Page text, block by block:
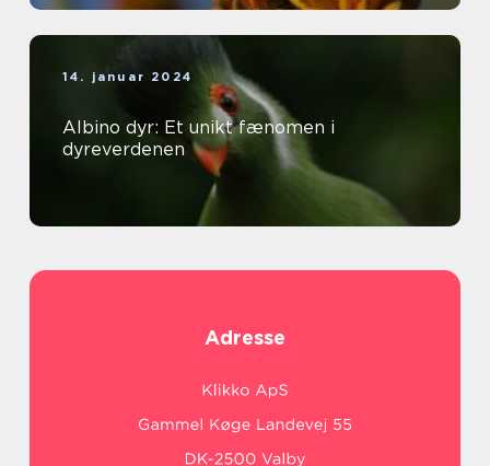
14. januar 2024
Albino dyr: Et unikt fænomen i
dyreverdenen
Adresse